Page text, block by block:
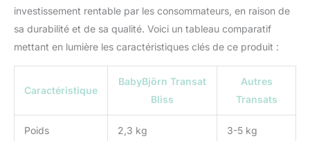
investissement rentable par les consommateurs, en raison de
sa durabilité et de sa qualité. Voici un tableau comparatif
mettant en lumière les caractéristiques clés de ce produit :
Caractéristique
BabyBjörn Transat
Bliss
Autres
Transats
Poids 2,3 kg 3-5 kg